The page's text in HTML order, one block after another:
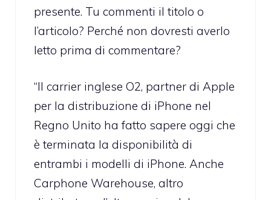
presente. Tu commenti il titolo o
l’articolo? Perché non dovresti averlo
letto prima di commentare?
“Il carrier inglese O2, partner di Apple
per la distribuzione di iPhone nel
Regno Unito ha fatto sapere oggi che
è terminata la disponibilità di
entrambi i modelli di iPhone. Anche
Carphone Warehouse, altro